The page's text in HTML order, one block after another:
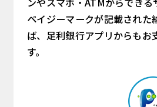
ペイジーマークが記載された
ば、足利銀行アプリからもお
す。